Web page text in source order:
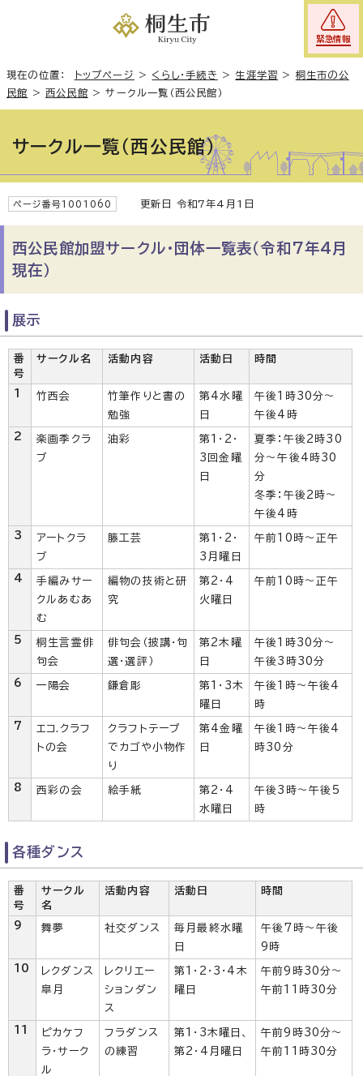
緊急情報
現在の位置： トップページ > くらし・手続き > 生涯学習 > 桐生市の公
民館
>西公民館 >サークル一覧（西公民館）
サークル一覧（西公民館）
ページ番号1001060 更新日 令和7年4月1日
西公民館加盟サークル・団体一覧表（令和7年4月
現在）
展示
番
号
サークル名 活動内容 活動日 時間
1 竹西会
竹筆作りと書の
勉強
第4水曜
日
午後1時30分～
午後4時
2
楽画季クラ
ブ
油彩
第1・2・
3回金曜
日
夏季：午後2時30
分～午後4時30
分
冬季：午後2時～
午後4時
3
アートクラ
ブ
籐工芸
第1・2・
3月曜日
午前10時～正午
4
手編みサー
クルあむあ
む
編物の技術と研
究
第2・4
火曜日
午前10時～正午
5
桐生言霊俳
句会
俳句会（披講・句
選・選評）
第2木曜
日
午後1時30分～
午後3時30分
6 一陽会 鎌倉彫
第1・3木
曜日
午後1時～午後4
時
7
エコ.クラフ
トの会
クラフトテープ
でカゴや小物作
り
第4金曜
日
午後1時～午後4
時30分
8 西彩の会 絵手紙
第2・4
水曜日
午後3時～午後5
時
各種ダンス
番
号
サークル
名
活動内容 活動日 時間
9 舞夢 社交ダンス
毎月最終水曜
日
午後7時～午後
9時
10
レクダンス
皐月
レクリエー
ションダン
ス
第1・2・3・4木
曜日
午前9時30分～
午前11時30分
11
ピカケフ
ラ・サーク
ル
フラダンス
の練習
第1・3木曜日、
第2・4月曜日
午前9時30分～
午前11時30分